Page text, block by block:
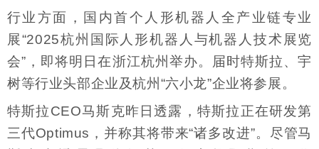
行业方面，国内首个人形机器人全产业链专业
展“2025杭州国际人形机器人与机器人技术展览
会”，即将明日在浙江杭州举办。届时特斯拉、宇
树等行业头部企业及杭州“六小龙”企业将参展。
特斯拉CEO马斯克昨日透露，特斯拉正在研发第
三代Optimus，并称其将带来“诸多改进”。尽管马